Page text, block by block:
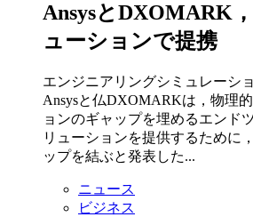
AnsysとDXOMARK
ューションで提携
エンジニアリングシミュレーシ
Ansysと仏DXOMARKは，物理
ョンのギャップを埋めるエンド
リューションを提供するために
ップを結ぶと発表した...
ニュース
ビジネス